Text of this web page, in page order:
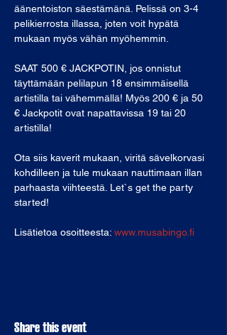
äänentoiston säestämänä. Pelissä on 3-4
pelikierrosta illassa, joten voit hypätä
mukaan myös vähän myöhemmin.
SAAT 500 € JACKPOTIN, jos onnistut
täyttämään pelilapun 18 ensimmäisellä
artistilla tai vähemmällä! Myös 200 € ja 50
€ Jackpotit ovat napattavissa 19 tai 20
artistilla!
Ota siis kaverit mukaan, viritä sävelkorvasi
kohdilleen ja tule mukaan nauttimaan illan
parhaasta viihteestä. Let`s get the party
started!
Lisätietoa osoitteesta: www.musabingo.fi
Share this event